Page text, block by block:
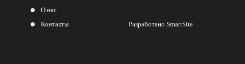
О нас
Контакты
Разработано SmartSite